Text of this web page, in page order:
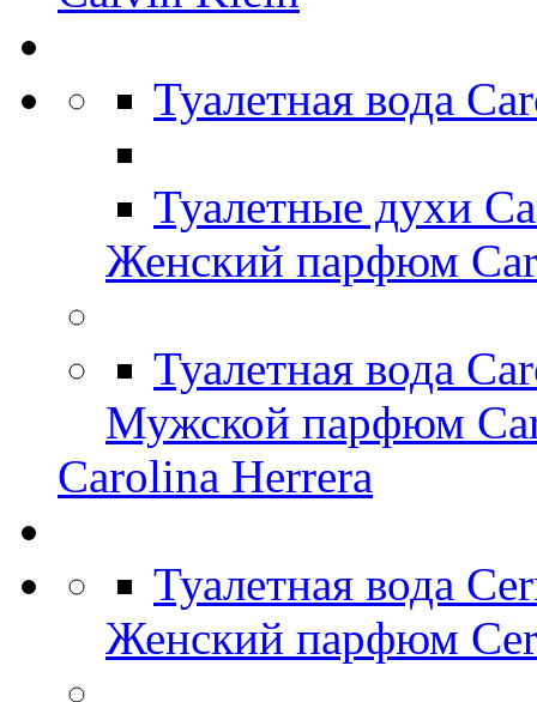
Туалетная вода
Туалетные духи
Женский парфюм
Туалетная вода
Мужской парфюм
Carolina Herrera
Туалетная вода
Женский парфюм